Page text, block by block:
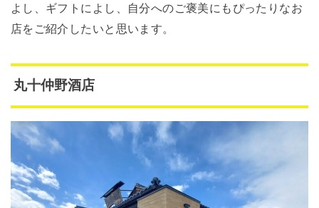
よし、ギフトによし、自分へのご褒美にもぴったりなお
店をご紹介したいと思います。
丸十仲野酒店